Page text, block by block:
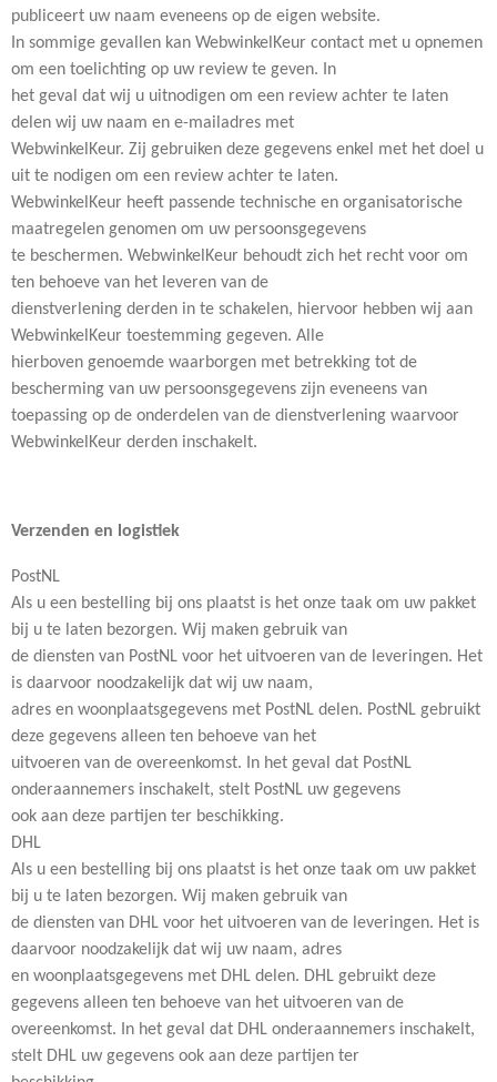
publiceert uw naam eveneens op de eigen website.
In sommige gevallen kan WebwinkelKeur contact met u opnemen
om een toelichting op uw review te geven. In
het geval dat wij u uitnodigen om een review achter te laten
delen wij uw naam en e-mailadres met
WebwinkelKeur. Zij gebruiken deze gegevens enkel met het doel u
uit te nodigen om een review achter te laten.
WebwinkelKeur heeft passende technische en organisatorische
maatregelen genomen om uw persoonsgegevens
te beschermen. WebwinkelKeur behoudt zich het recht voor om
ten behoeve van het leveren van de
dienstverlening derden in te schakelen, hiervoor hebben wij aan
WebwinkelKeur toestemming gegeven. Alle
hierboven genoemde waarborgen met betrekking tot de
bescherming van uw persoonsgegevens zijn eveneens van
toepassing op de onderdelen van de dienstverlening waarvoor
WebwinkelKeur derden inschakelt.
Verzenden en logistiek
PostNL
Als u een bestelling bij ons plaatst is het onze taak om uw pakket
bij u te laten bezorgen. Wij maken gebruik van
de diensten van PostNL voor het uitvoeren van de leveringen. Het
is daarvoor noodzakelijk dat wij uw naam,
adres en woonplaatsgegevens met PostNL delen. PostNL gebruikt
deze gegevens alleen ten behoeve van het
uitvoeren van de overeenkomst. In het geval dat PostNL
onderaannemers inschakelt, stelt PostNL uw gegevens
ook aan deze partijen ter beschikking.
DHL
Als u een bestelling bij ons plaatst is het onze taak om uw pakket
bij u te laten bezorgen. Wij maken gebruik van
de diensten van DHL voor het uitvoeren van de leveringen. Het is
daarvoor noodzakelijk dat wij uw naam, adres
en woonplaatsgegevens met DHL delen. DHL gebruikt deze
gegevens alleen ten behoeve van het uitvoeren van de
overeenkomst. In het geval dat DHL onderaannemers inschakelt,
stelt DHL uw gegevens ook aan deze partijen ter